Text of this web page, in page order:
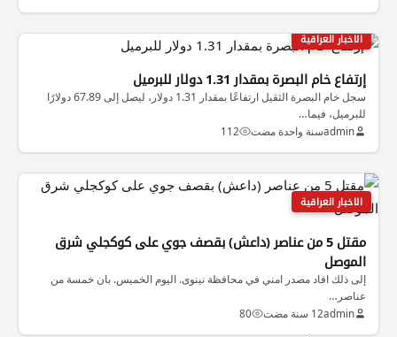
الاخبار العراقية
إرتفاع خام البصرة بمقدار 1.31 دولار للبرميل
سجل خام البصرة الثقيل ارتفاعًا بمقدار 1.31 دولار، ليصل إلى 67.89 دولارًا
للبرميل، فيما…
adminسنة واحدة مضت 112
الاخبار العراقية
مقتل 5 من عناصر (داعش) بقصف جوي على كوكجلي شرق
الموصل
إلى ذلك افاد مصدر امني في محافظة نينوى. اليوم الخميس. بان خمسة من
عناصر…
admin12 سنة مضت 80